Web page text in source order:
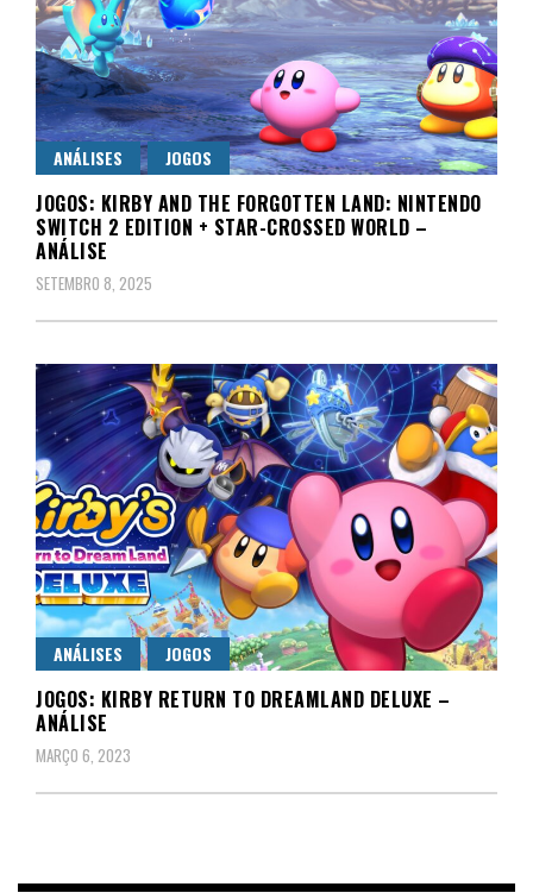
ANÁLISES JOGOS
JOGOS: KIRBY AND THE FORGOTTEN LAND: NINTENDO
SWITCH 2 EDITION + STAR-CROSSED WORLD –
ANÁLISE
SETEMBRO 8, 2025
ANÁLISES JOGOS
JOGOS: KIRBY RETURN TO DREAMLAND DELUXE –
ANÁLISE
MARÇO 6, 2023